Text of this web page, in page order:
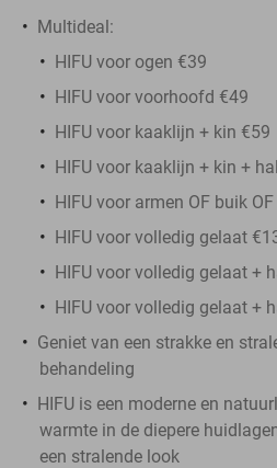
Multideal:
HIFU voor ogen €39
HIFU voor voorhoofd €49
HIFU voor kaaklijn + kin €59
HIFU voor kaaklijn + kin +
HIFU voor armen OF buik
HIFU voor volledig gelaat
HIFU voor volledig gelaat +
HIFU voor volledig gelaat +
Geniet van een strakke en
behandeling
HIFU is een moderne en
warmte in de diepere
een stralende look